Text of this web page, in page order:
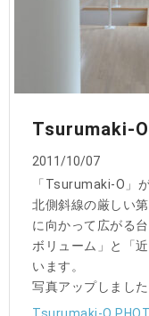
Tsurumaki-
2011/10/07
「Tsurumaki-O」
北側斜線の厳しい
に向かって広がる
ボリューム」と「
います。
写真アップしまし